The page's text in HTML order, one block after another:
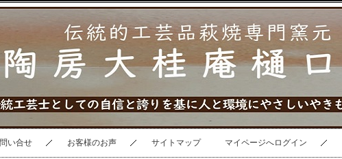
い合せ お客様のお声 サイトマップ マイページへログイン